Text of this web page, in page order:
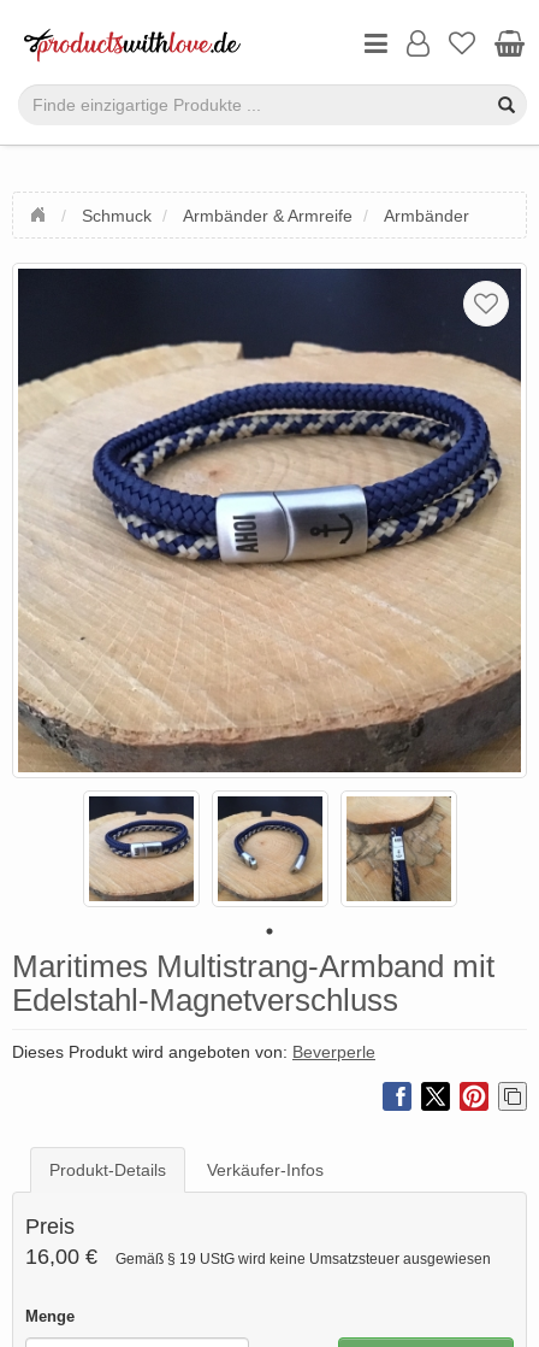
Schmuck Armbänder & Armreife Armbänder
Maritimes Multistrang-Armband mit
Edelstahl-Magnetverschluss
Dieses Produkt wird angeboten von: Beverperle
Produkt-Details Verkäufer-Infos
Preis
16,00 €
Gemäß § 19 UStG wird keine Umsatzsteuer ausgewiesen
Menge